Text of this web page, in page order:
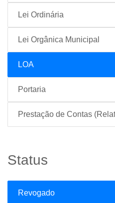
Lei Ordinária
Lei Orgânica Municipal
LOA
Portaria
Prestação de Contas
Status
Revogado